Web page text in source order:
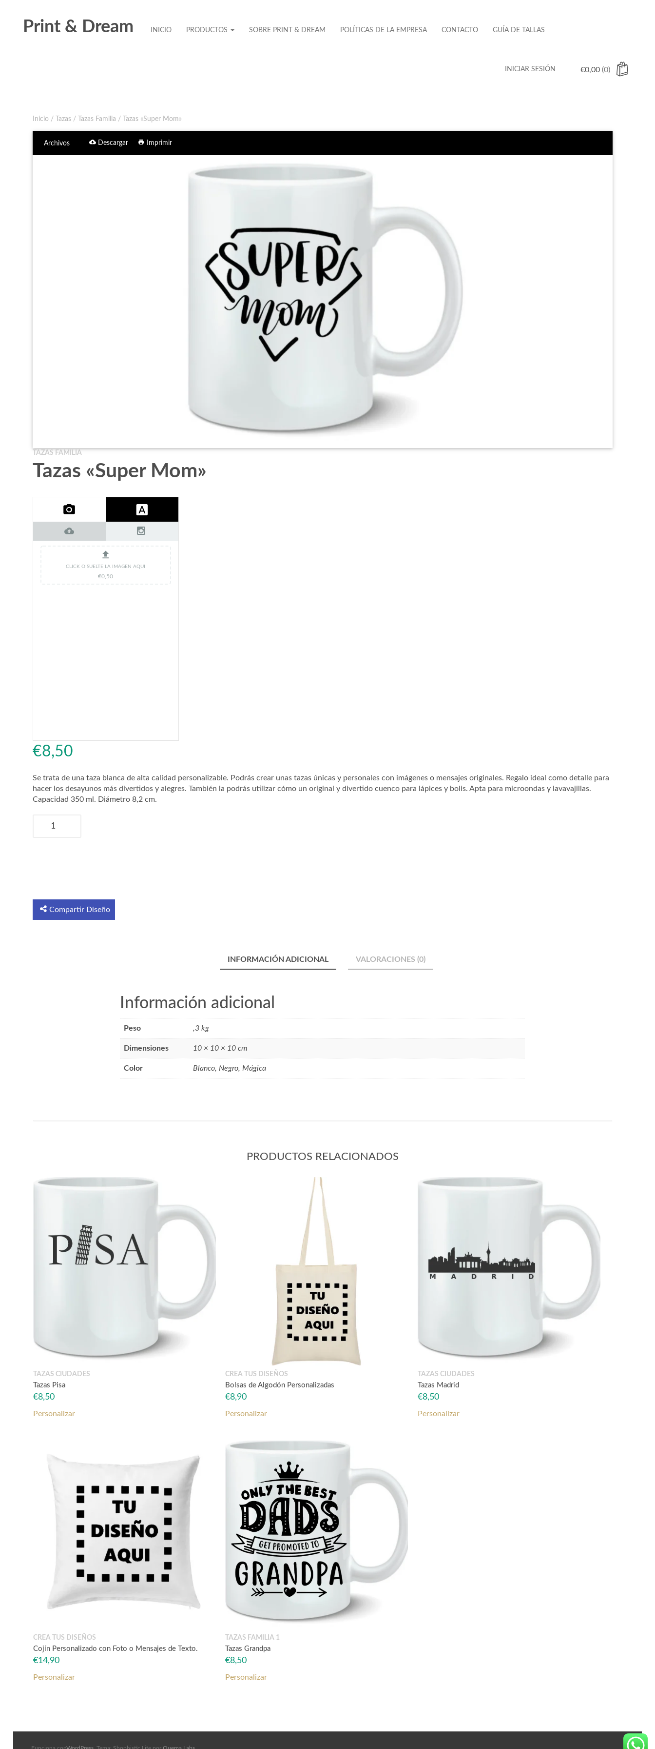
Print & Dream INICIO PRODUCTOS SOBRE PRINT & DREAM POLÍTICAS DE LA EMPRESA CONTACTO GUÍA DE TALLAS
€0,00 (0)
No hay productos en el carrito.
INICIAR SESIÓN
Inicio / Tazas/ Tazas Familia / Tazas «Super Mom»
Descargar Imprimir
Archivos
TAZAS FAMILIA
Tazas «Super Mom»
CLICK O SUELTE LA IMAGEN AQUI
€0,50
€8,50
Se trata de una taza blanca de alta calidad personalizable. Podrás crear unas tazas únicas y personales con imágenes o mensajes originales. Regalo ideal como detalle para
hacer los desayunos más divertidos y alegres. También la podrás utilizar cómo un original y divertido cuenco para lápices y bolis. Apta para microondas y lavavajillas.
Capacidad 350 ml. Diámetro 8,2 cm.
"Super
Compartir Diseño
INFORMACIÓN ADICIONAL VALORACIONES (0)
Información adicional
Peso ,3 kg
Dimensiones 10 × 10 × 10 cm
Color Blanco, Negro, Mágica
PRODUCTOS RELACIONADOS
TAZAS CIUDADES
Tazas Pisa
€8,50
Personalizar
CREA TUS DISEÑOS
Bolsas de Algodón Personalizadas
€8,90
Personalizar
TAZAS CIUDADES
Tazas Madrid
€8,50
Personalizar
CREA TUS DISEÑOS
Cojín Personalizado con Foto o Mensajes de Texto.
€14,90
Personalizar
TAZAS FAMILIA 1
Tazas Grandpa
€8,50
Personalizar